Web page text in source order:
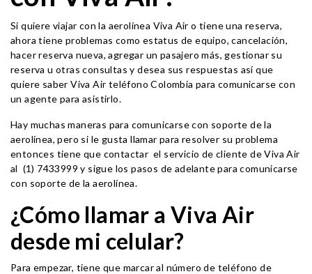
Si quiere viajar con la aerolínea Viva Air o tiene una reserva,
ahora tiene problemas como estatus de equipo, cancelación,
hacer reserva nueva, agregar un pasajero más, gestionar su
reserva u otras consultas y desea sus respuestas así que
quiere saber Viva Air teléfono Colombia para comunicarse con
un agente para asistirlo.
Hay muchas maneras para comunicarse con soporte de la
aerolínea, pero si le gusta llamar para resolver su problema
entonces tiene que contactar el servicio de cliente de Viva Air
al (1) 7433999 y sigue los pasos de adelante para comunicarse
con soporte de la aerolínea.
¿Cómo llamar a Viva Air
desde mi celular?
Para empezar, tiene que marcar al número de teléfono de